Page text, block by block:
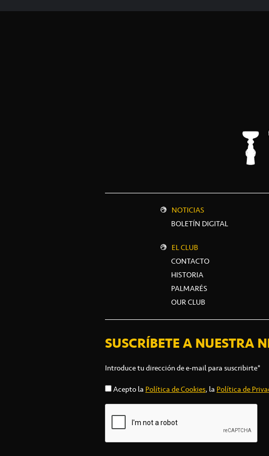
NOTICIAS
BOLETÍN DIGITAL
EL CLUB
CONTACTO
HISTORIA
PALMARÉS
OUR CLUB
SUSCRÍBETE A NUESTRA
Introduce tu dirección de e-mail para suscribirte*
Acepto la Política de Cookies, la Política de